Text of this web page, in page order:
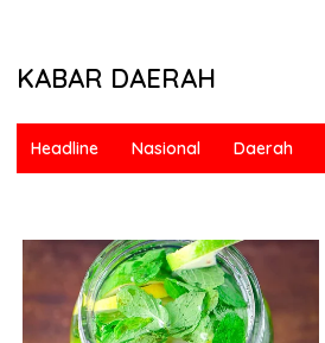
KABAR DAERAH
Headline Nasional Daerah